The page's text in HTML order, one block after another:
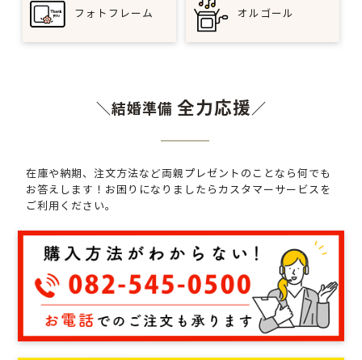
フォトフレーム オルゴール
＼結婚準備 全力応援 ／
在庫や納期、注文方法など両親プレゼントのことなら何でも
お答えします！ お困りになりましたらカスタマーサービスを
ご利用ください。